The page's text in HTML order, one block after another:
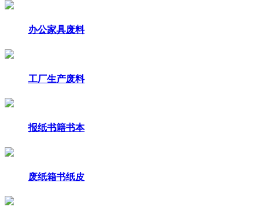
办公家具废料
工厂生产废料
报纸书籍书本
废纸箱书纸皮